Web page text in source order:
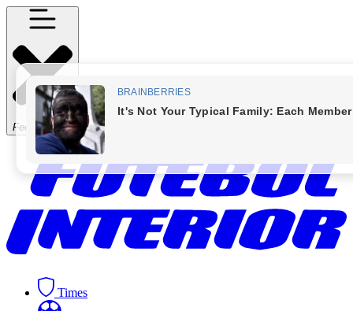
Fechar Menu
Times